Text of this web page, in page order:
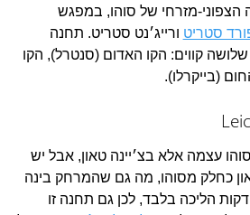
מזרחי של סוהו, במפגש
סטריט ורייג׳נט סטריט. תחנה
קווים: הקו האדום (סנטרל), הקו
(בייקרלו).
עצמה אלא בצ׳יינה טאון, אבל יש
כחלק מסוהו, מה גם שהמרחק בינה
לבין סוהו הוא בערך 2-3 דקות הליכה בלבד, לכן גם תחנה זו